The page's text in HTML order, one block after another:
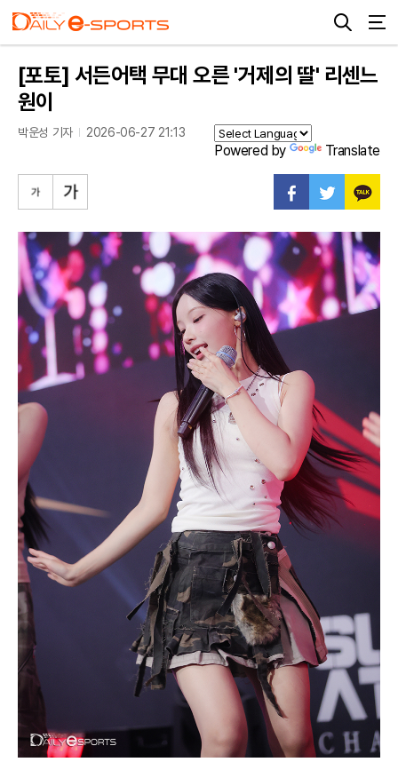
[포토] 서든어택 무대 오른 '거제의 딸' 리센느
원이
박운성 기자 2026-06-27 21:13
Powered by Translate